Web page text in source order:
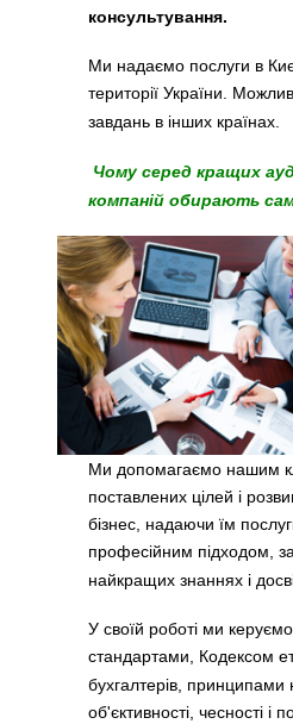
консультування.
Ми надаємо послуги в
території України.
завдань в інших країнах.
Чому серед кращих
компаній обирають
Ми допомагаємо нашим
поставлених цілей і
бізнес, надаючи їм
професійним підходом,
найкращих знаннях і
У своїй роботі ми
стандартами, Кодексом
бухгалтерів, принципами
об'єктивності, чесності і